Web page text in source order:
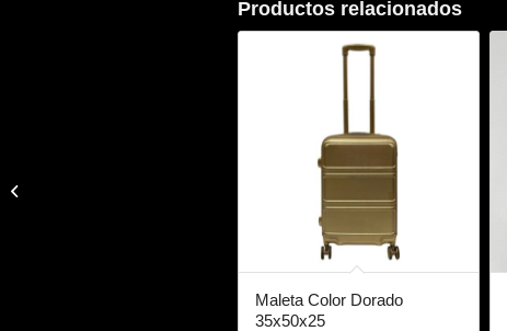
Productos relacionados
Maleta Color Dorado
35x50x25